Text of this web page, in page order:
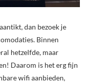
dan bezoek je
Binnen
hetzelfde, maar
Daarom is het erg fijn
wifi aanbieden,